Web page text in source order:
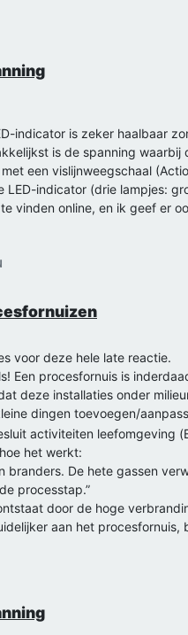
indicator is zeker haalbaar
is de spanning
een vislijnweegschaal
LED-indicator (drie lampjes:
vinden online, en ik geef er
voor deze hele late reactie.
Een procesfornuis is
deze installaties onder
dingen toevoegen/
activiteiten leefomgeving
het werkt:
branders. De hete gassen
processtap.”
door de hoge
aan het